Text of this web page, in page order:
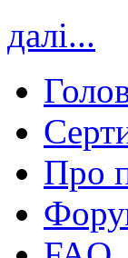
далі...
Про